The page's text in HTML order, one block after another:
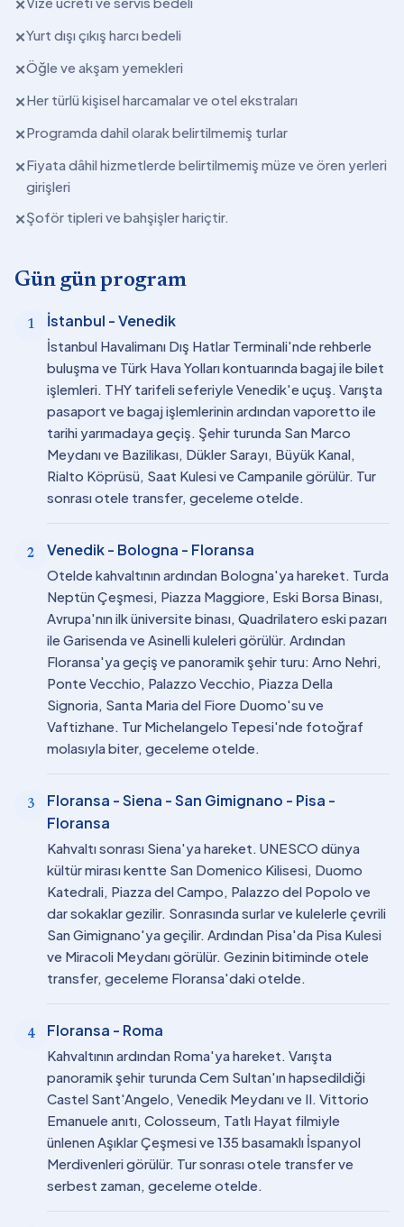
✕
✕Yurt dışı çıkış harcı bedeli
✕Öğle ve akşam yemekleri
✕Her türlü kişisel harcamalar ve otel ekstraları
✕Programda dahil olarak belirtilmemiş turlar
✕Fiyata dâhil hizmetlerde belirtilmemiş müze ve ören yerleri
girişleri
✕Şoför tipleri ve bahşişler hariçtir.
Gün gün program
1 İstanbul - Venedik
İstanbul Havalimanı Dış Hatlar Terminali'nde rehberle
buluşma ve Türk Hava Yolları kontuarında bagaj ile bilet
işlemleri. THY tarifeli seferiyle Venedik'e uçuş. Varışta
pasaport ve bagaj işlemlerinin ardından vaporetto ile
tarihi yarımadaya geçiş. Şehir turunda San Marco
Meydanı ve Bazilikası, Dükler Sarayı, Büyük Kanal,
Rialto Köprüsü, Saat Kulesi ve Campanile görülür. Tur
sonrası otele transfer, geceleme otelde.
2 Venedik - Bologna - Floransa
Otelde kahvaltının ardından Bologna'ya hareket. Turda
Neptün Çeşmesi, Piazza Maggiore, Eski Borsa Binası,
Avrupa'nın ilk üniversite binası, Quadrilatero eski pazarı
ile Garisenda ve Asinelli kuleleri görülür. Ardından
Floransa'ya geçiş ve panoramik şehir turu: Arno Nehri,
Ponte Vecchio, Palazzo Vecchio, Piazza Della
Signoria, Santa Maria del Fiore Duomo'su ve
Vaftizhane. Tur Michelangelo Tepesi'nde fotoğraf
molasıyla biter, geceleme otelde.
3
Floransa - Siena - San Gimignano - Pisa -
Floransa
Kahvaltı sonrası Siena'ya hareket. UNESCO dünya
kültür mirası kentte San Domenico Kilisesi, Duomo
Katedrali, Piazza del Campo, Palazzo del Popolo ve
dar sokaklar gezilir. Sonrasında surlar ve kulelerle çevrili
San Gimignano'ya geçilir. Ardından Pisa'da Pisa Kulesi
ve Miracoli Meydanı görülür. Gezinin bitiminde otele
transfer, geceleme Floransa'daki otelde.
4 Floransa - Roma
Kahvaltının ardından Roma'ya hareket. Varışta
panoramik şehir turunda Cem Sultan'ın hapsedildiği
Castel Sant'Angelo, Venedik Meydanı ve II. Vittorio
Emanuele anıtı, Colosseum, Tatlı Hayat filmiyle
ünlenen Aşıklar Çeşmesi ve 135 basamaklı İspanyol
Merdivenleri görülür. Tur sonrası otele transfer ve
serbest zaman, geceleme otelde.